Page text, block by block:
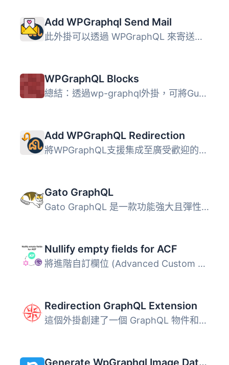
Add WPGraphql Send Mail
此外掛可以透過 WPGraphQL 來寄送電子郵件。 使用方法 ` mut...
WPGraphQL Blocks
總結：透過wp-graphql外掛，可將Gutenberg塊轉換成JSON資料。...
Add WPGraphQL Redirection
將WPGraphQL支援集成至廣受歡迎的Redirection 外掛中，以便在...
Gato GraphQL
Gato GraphQL 是一款功能強大且彈性十足的 WordPress GraphQL...
Nullify empty fields for ACF
將進階自訂欄位 (Advanced Custom Fields, ACF) 的空值設定為...
Redirection GraphQL Extension
這個外掛創建了一個 GraphQL 物件和相關字段，用於在 WordPre...